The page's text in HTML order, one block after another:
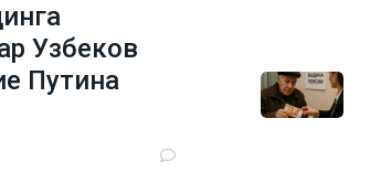
Узбеков
Путина